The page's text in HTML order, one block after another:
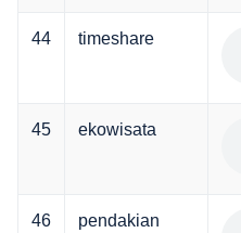
44 timeshare
45 ekowisata
46
pendakian